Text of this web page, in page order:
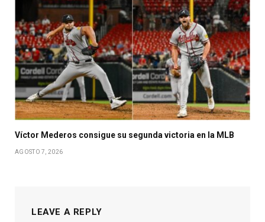
Víctor Mederos consigue su segunda victoria en la MLB
AGOSTO 7, 2026
LEAVE A REPLY